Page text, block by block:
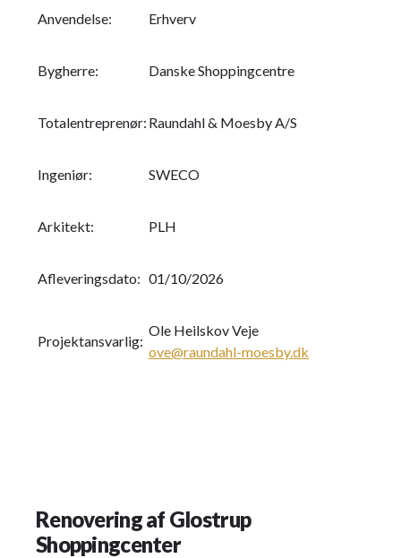
Anvendelse: Erhverv
Bygherre: Danske Shoppingcentre
Totalentreprenør: Raundahl & Moesby A/S
Ingeniør: SWECO
Arkitekt: PLH
Afleveringsdato: 01/10/2026
Projektansvarlig:
Ole Heilskov Veje
ove@raundahl-moesby.dk
Renovering af Glostrup
Shoppingcenter